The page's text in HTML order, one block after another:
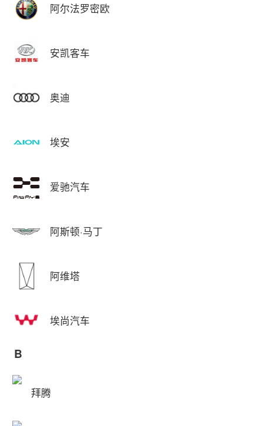
阿尔法罗密欧
安凯客车
奥迪
埃安
爱驰汽车
阿斯顿·马丁
阿维塔
埃尚汽车
B
拜腾